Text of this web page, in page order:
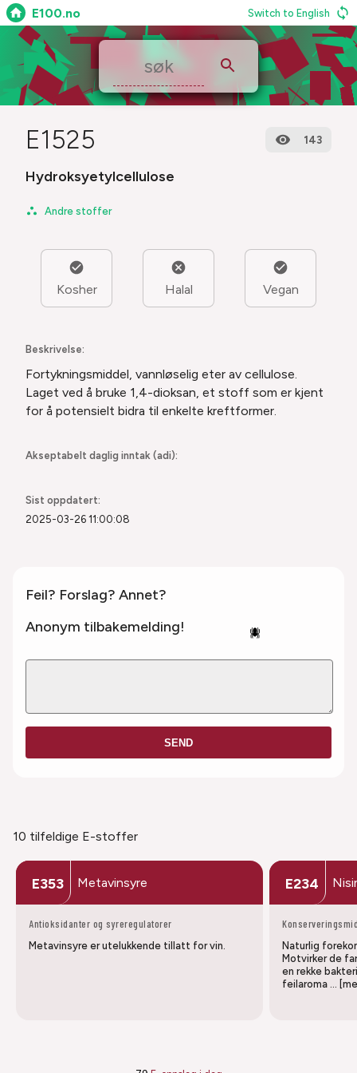
E100.no Switch to English
E1525 143
Hydroksyetylcellulose
Andre stoffer
Kosher Halal Vegan
Beskrivelse:
Fortykningsmiddel, vannløselig eter av cellulose.
Laget ved å bruke 1,4-dioksan, et stoff som er kjent
for å potensielt bidra til enkelte kreftformer.
Akseptabelt daglig inntak (adi):
Sist oppdatert:
2025-03-26 11:00:08
Feil? Forslag? Annet?
Anonym tilbakemelding!
SEND
10 tilfeldige E-stoffer
E353 Metavinsyre
Antioksidanter og syreregulatorer
Metavinsyre er utelukkende tillatt for vin.
E234
Naturlig
Motvirker de
en rekke
feilaroma …
🕷️